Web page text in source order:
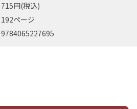
715円(税込)
192ページ
9784065227695